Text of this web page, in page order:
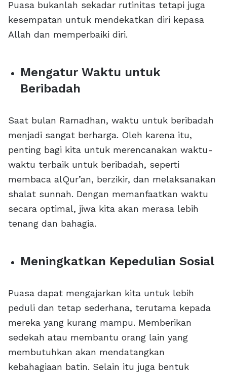
Puasa bukanlah sekadar rutinitas tetapi juga
kesempatan untuk mendekatkan diri kepasa
Allah dan memperbaiki diri.
Mengatur Waktu untuk
Beribadah
Saat bulan Ramadhan, waktu untuk beribadah
menjadi sangat berharga. Oleh karena itu,
penting bagi kita untuk merencanakan waktu-
waktu terbaik untuk beribadah, seperti
membaca alQur’an, berzikir, dan melaksanakan
shalat sunnah. Dengan memanfaatkan waktu
secara optimal, jiwa kita akan merasa lebih
tenang dan bahagia.
Meningkatkan Kepedulian Sosial
Puasa dapat mengajarkan kita untuk lebih
peduli dan tetap sederhana, terutama kepada
mereka yang kurang mampu. Memberikan
sedekah atau membantu orang lain yang
membutuhkan akan mendatangkan
kebahagiaan batin. Selain itu juga bentuk